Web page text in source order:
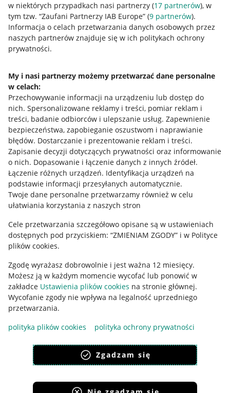
w niektórych przypadkach nasi partnerzy (17 partnerów), w
tym tzw. “Zaufani Partnerzy IAB Europe” (9 partnerów).
Informacja o celach przetwarzania danych osobowych przez
naszych partnerów znajduje się w ich politykach ochrony
prywatności.
My i nasi partnerzy możemy przetwarzać dane personalne
w celach:
Przechowywanie informacji na urządzeniu lub dostęp do
nich. Spersonalizowane reklamy i treści, pomiar reklam i
treści, badanie odbiorców i ulepszanie usług. Zapewnienie
bezpieczeństwa, zapobieganie oszustwom i naprawianie
błędów. Dostarczanie i prezentowanie reklam i treści.
Zapisanie decyzji dotyczących prywatności oraz informowanie
o nich. Dopasowanie i łączenie danych z innych źródeł.
Łączenie różnych urządzeń. Identyfikacja urządzeń na
podstawie informacji przesyłanych automatycznie.
Twoje dane personalne przetwarzamy również w celu
ułatwiania korzystania z naszych stron
Cele przetwarzania szczegółowo opisane są w ustawieniach
dostępnych pod przyciskiem: “ZMIENIAM ZGODY” i w Polityce
plików cookies.
Zgodę wyrażasz dobrowolnie i jest ważna 12 miesięcy.
Możesz ją w każdym momencie wycofać lub ponowić w
zakładce Ustawienia plików cookies na stronie głównej.
Wycofanie zgody nie wpływa na legalność uprzedniego
przetwarzania.
polityka plików cookies
polityka ochrony prywatności
Zgadzam się
Nawigacja
Przydatne informacje
Jak to działa
Allegro Gadane dla sprzedających
Allegro Gadane dla kupujących
Mapa miejscowości
Informacje prawne
Regulamin
Polityka plików "cookies"
Ustawienia plików "cookies"
Udostępnianie lokalizacji
Informacje dla Aktu o Usługach Cyfrowych
Pobierz aplikację